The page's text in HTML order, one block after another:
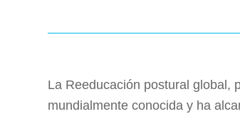
La Reeducación postural global,
mundialmente conocida y ha